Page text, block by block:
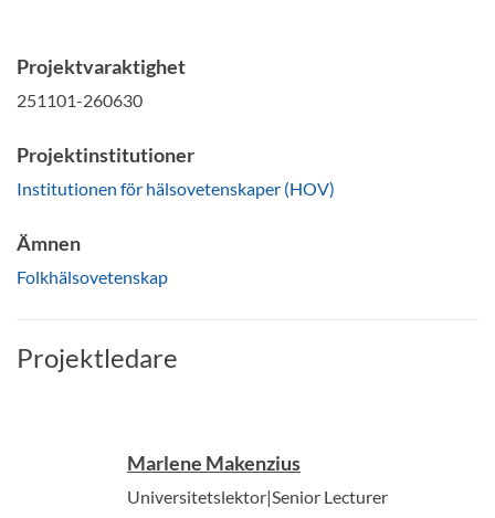
Projektvaraktighet
251101-260630
Projektinstitutioner
Institutionen för hälsovetenskaper (HOV)
Ämnen
Folkhälsovetenskap
Projektledare
Marlene Makenzius
Universitetslektor|Senior Lecturer